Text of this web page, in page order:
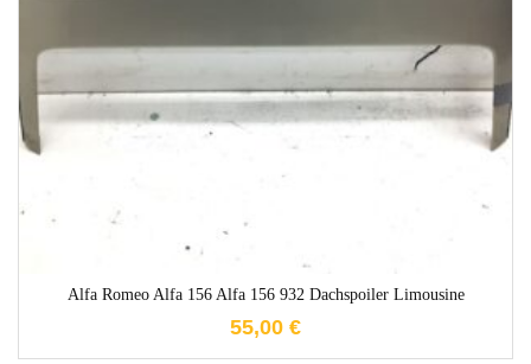
Alfa Romeo Alfa 156 Alfa 156 932 Dachspoiler Limousine
55,00 €
1-3 Werktage